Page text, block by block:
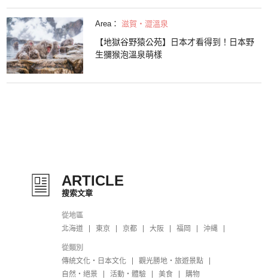
Area： 滋賀・澀溫泉
【地獄谷野猿公苑】日本才看得到！日本野
生獼猴泡溫泉萌樣
ARTICLE
搜索文章
從地區
北海道
東京 京都 大阪 福岡 沖縄
從類別
傳統文化・日本文化
觀光勝地・旅遊景點
自然・絕景
活動・體驗 美食 購物